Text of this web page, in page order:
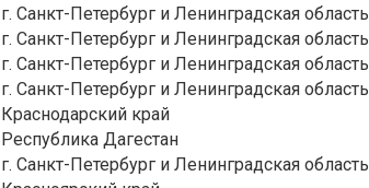
г. Санкт-Петербург и Ленинградская область
г. Санкт-Петербург и Ленинградская область
г. Санкт-Петербург и Ленинградская область
г. Санкт-Петербург и Ленинградская область
Краснодарский край
Республика Дагестан
г. Санкт-Петербург и Ленинградская область